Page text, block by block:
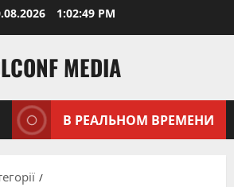
1:02:50 PM
MEDIA
В РЕАЛЬНОМ ВРЕМЕНИ